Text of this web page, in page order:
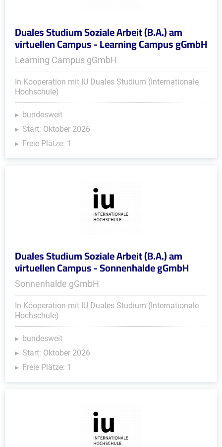
Duales Studium Soziale Arbeit (B.A.) am
virtuellen Campus - Learning Campus gGmbH
Learning Campus gGmbH
In Kooperation mit IU Duales Studium (Internationale
Hochschule)
bundesweit
Start: Oktober 2026
Freie Plätze: 1
Duales Studium Soziale Arbeit (B.A.) am
virtuellen Campus - Sonnenhalde gGmbH
Sonnenhalde gGmbH
In Kooperation mit IU Duales Studium (Internationale
Hochschule)
bundesweit
Start: Oktober 2026
Freie Plätze: 1